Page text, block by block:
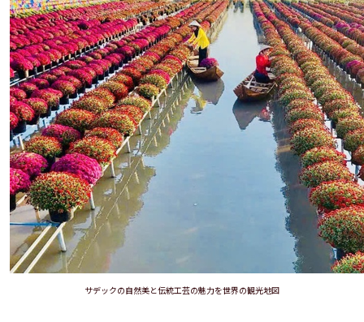
サデックの自然美と伝統工芸の魅力を世界の観光地図